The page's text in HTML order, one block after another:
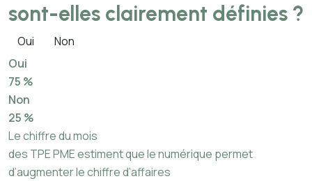
sont-elles clairement définies ?
Oui
Non
Oui
75 %
Non
25 %
Le chiffre du mois
des TPE PME estiment que le numérique permet
d’augmenter le chiffre d’affaires